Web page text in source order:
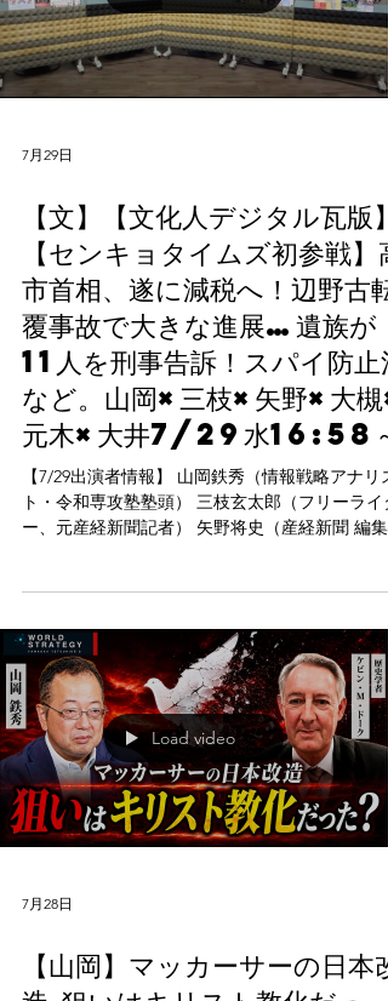
Load video
7月29日
【文】【文化人デジタル瓦版】
【センキョタイムズ初参戦】高
市首相、遂に減税へ！辺野古転
覆事故で大きな進展…遺族が
11人を刑事告訴！スパイ防止法
など。山岡×三枝×矢野×大槻×
元木×大井7/29水16:58～
【7/29出演者情報】 山岡鉄秀（情報戦略アナリス
ョタイムズWEB編集長） 大井忠賢（選挙テック
ボ代表取締役）
Load video
7月28日